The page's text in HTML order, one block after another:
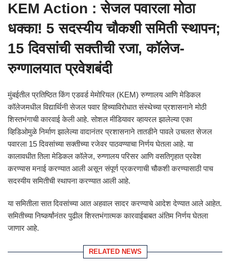
KEM Action : सेजल पवारला मोठा
धक्का! 5 सदस्यीय चौकशी समिती स्थापन;
15 दिवसांची सक्तीची रजा, कॉलेज-
रुग्णालयात प्रवेशबंदी
मुंबईतील प्रतिष्ठित किंग एडवर्ड मेमोरियल (KEM) रुग्णालय आणि मेडिकल
कॉलेजमधील विद्यार्थिनी सेजल पवार हिच्याविरोधात संस्थेच्या प्रशासनाने मोठी
शिस्तभंगाची कारवाई केली आहे. सोशल मीडियावर व्हायरल झालेल्या एका
व्हिडिओमुळे निर्माण झालेल्या वादानंतर प्रशासनाने तातडीने पावले उचलत सेजल
पवारला 15 दिवसांच्या सक्तीच्या रजेवर पाठवण्याचा निर्णय घेतला आहे. या
कालावधीत तिला मेडिकल कॉलेज, रुग्णालय परिसर आणि वसतिगृहात प्रवेश
करण्यास मनाई करण्यात आली असून संपूर्ण प्रकरणाची चौकशी करण्यासाठी पाच
सदस्यीय समितीची स्थापना करण्यात आली आहे.
या समितीला सात दिवसांच्या आत अहवाल सादर करण्याचे आदेश देण्यात आले आहेत.
समितीच्या निष्कर्षांनंतर पुढील शिस्तभंगात्मक कारवाईबाबत अंतिम निर्णय घेतला
जाणार आहे.
RELATED NEWS